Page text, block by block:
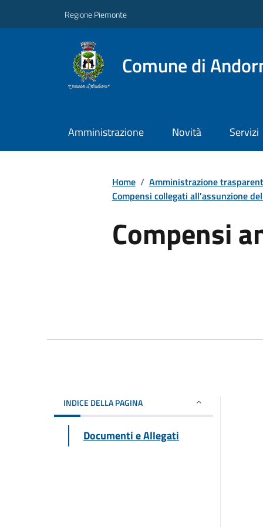
Regione Piemonte
Comune di
Amministrazione Novità Servizi
Home / Amministrazione
Compensi collegati all'assunzione
Compensi
INDICE DELLA PAGINA
Documenti e Allegati